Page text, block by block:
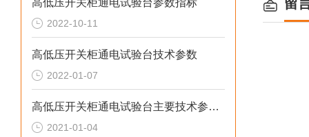
高低压开关柜通电试验台参数指标
2022-10-11
高低压开关柜通电试验台技术参数
2022-01-07
高低压开关柜通电试验台主要技术参数有哪些
2021-01-04
留